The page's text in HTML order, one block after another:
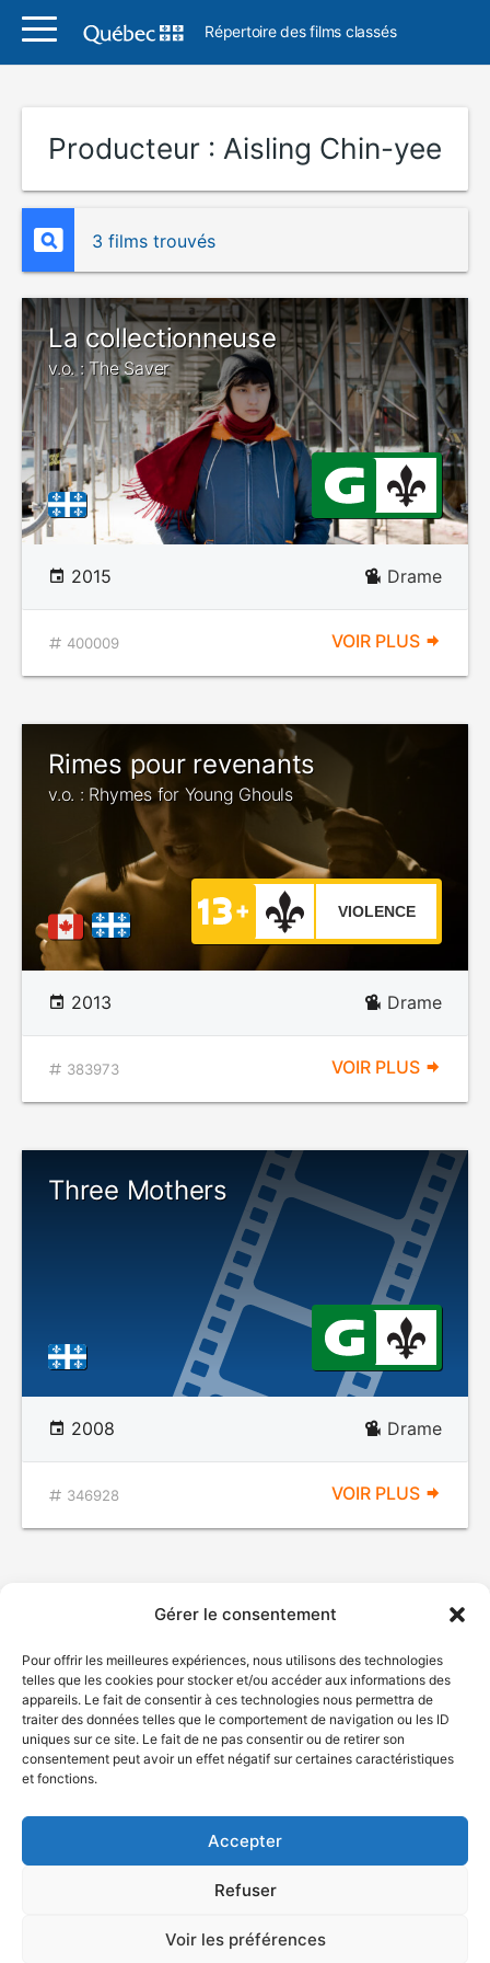
Gérer le consentement
Pour offrir les meilleures expériences, nous utilisons des technologies
telles que les cookies pour stocker et/ou accéder aux informations des
appareils. Le fait de consentir à ces technologies nous permettra de
traiter des données telles que le comportement de navigation ou les ID
uniques sur ce site. Le fait de ne pas consentir ou de retirer son
consentement peut avoir un effet négatif sur certaines caractéristiques
et fonctions.
Accepter
Refuser
Voir les préférences
Répertoire des films classés
Producteur : Aisling Chin-yee
3 films trouvés
La collectionneuse
v.o. : The Saver
2015 Drame
400009 VOIR PLUS
Rimes pour revenants
v.o. : Rhymes for Young Ghouls
VIOLENCE
2013 Drame
383973 VOIR PLUS
Three Mothers
2008 Drame
346928 VOIR PLUS
© Gouvernement du Québec, 2026
Plan du site
Accessibilité
Accès à l'information
Déclaration de services